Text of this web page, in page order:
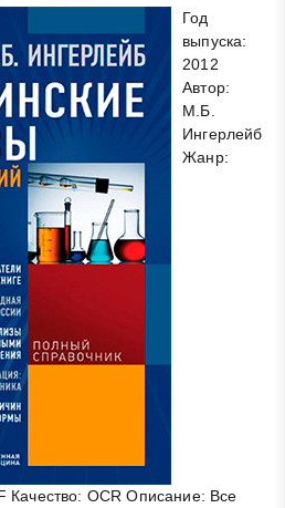
Год
выпуска:
2012
Автор:
М.Б.
Ингерлейб
Жанр:
Качество: OCR Описание: Все